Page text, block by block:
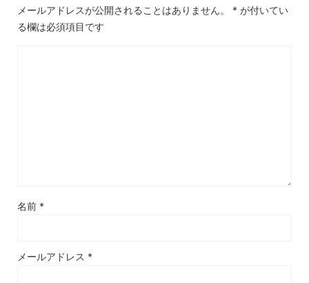
メールアドレスが公開されることはありません。 * が付いてい
る欄は必須項目です
名前 *
メールアドレス *